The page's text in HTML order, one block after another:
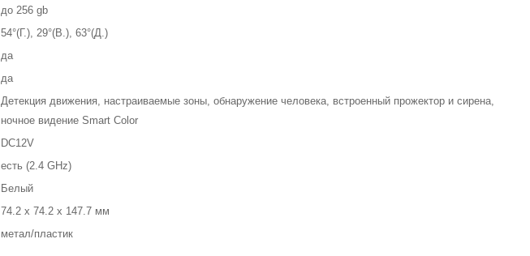
до 256 gb
54°(Г.), 29°(В.), 63°(Д.)
да
да
Детекция движения, настраиваемые зоны, обнаружение человека, встроенный прожектор и сирена,
ночное видение Smart Color
DC12V
есть (2.4 GHz)
Белый
74.2 x 74.2 x 147.7 мм
метал/пластик